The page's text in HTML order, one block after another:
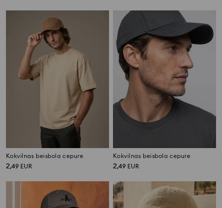
Kokvilnas beisbola cepure
2,49 EUR
Kokvilnas beisbola cepure
2,49 EUR